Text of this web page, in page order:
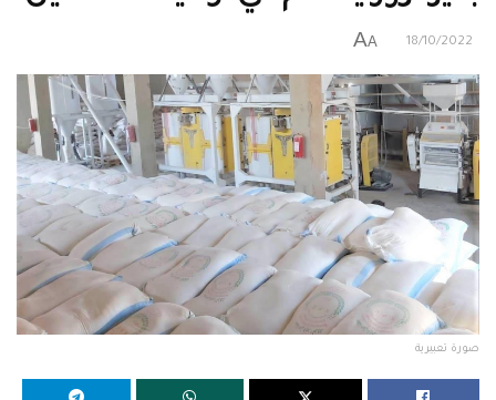
18/10/2022
A
A
صورة تعبيرية